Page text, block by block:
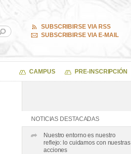
SUBSCRIBIRSE VIA RSS
SUBSCRIBIRSE VIA E-MAIL
CAMPUS PRE-INSCRIPCIÓN
NOTICIAS DESTACADAS
Nuestro entorno es nuestro
reflejo: lo cuidamos con nuestras
acciones